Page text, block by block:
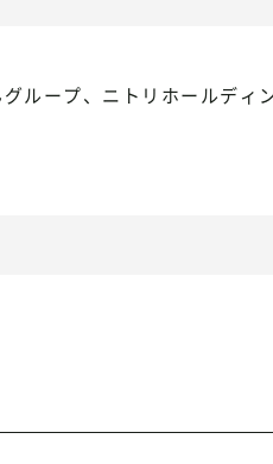
ループ、ニトリホールディ